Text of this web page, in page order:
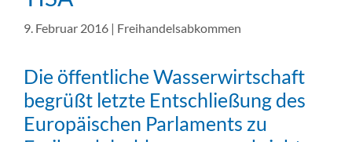
9. Februar 2016 | Freihandelsabkommen
Die öffentliche Wasserwirtschaft
begrüßt letzte Entschließung des
Europäischen Parlaments zu